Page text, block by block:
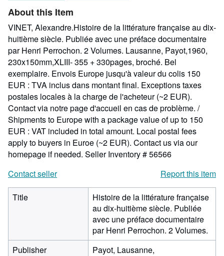
stars
About this Item
VINET, Alexandre.Histoire de la littérature française au dix-
huitième siècle. Publiée avec une préface documentaire
par Henri Perrochon. 2 Volumes. Lausanne, Payot,1960,
230x150mm,XLIII- 355 + 330pages, broché. Bel
exemplaire. Envois Europe jusqu'à valeur du colis 150
EUR : TVA inclus dans montant final. Exceptions taxes
postales locales à la charge de l'acheteur (~2 EUR).
Contact via notre page d'accueil en cas de problème. /
Shipments to Europe with a package value of up to 150
EUR : VAT included in total amount. Local postal fees
apply to buyers in Euroe (~2 EUR). Contact us via our
homepage if needed. Seller Inventory # 56566
Contact seller
Report this item
Title
Histoire de la littérature française
au dix-huitième siècle. Publiée
avec une préface documentaire
par Henri Perrochon. 2 Volumes.
Publisher
Payot, Lausanne,